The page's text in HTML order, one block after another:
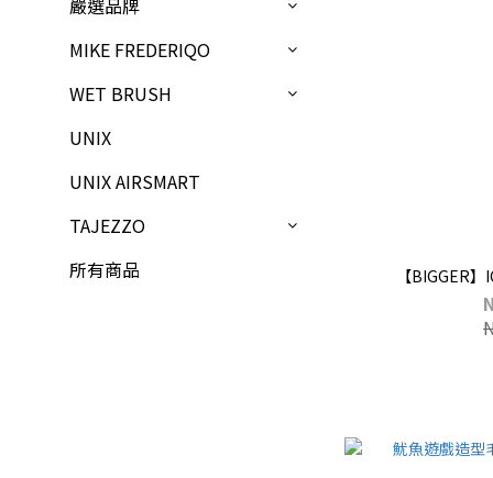
嚴選品牌
MIKE FREDERIQO
WET BRUSH
UNIX
UNIX AIRSMART
TAJEZZO
所有商品
【BIGGER